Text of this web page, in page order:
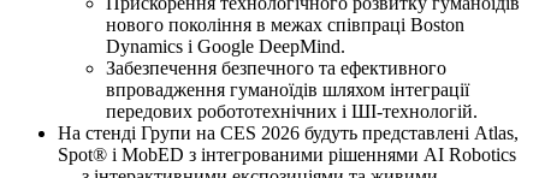
нового покоління в межах співпраці Boston
Dynamics і Google DeepMind.
Забезпечення безпечного та ефективного
впровадження гуманоїдів шляхом інтеграції
передових робототехнічних і ШІ-технологій.
На стенді Групи на CES 2026 будуть представлені Atlas,
Spot® і MobED з інтегрованими рішеннями AI Robotics